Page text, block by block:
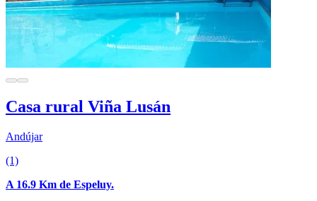
Casa rural Viña Lusán
Andújar
(1)
A 16.9 Km de Espeluy.